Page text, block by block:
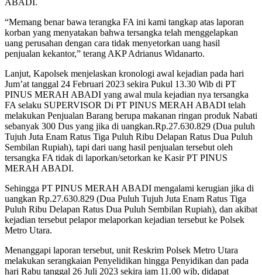
ABADI.
“Memang benar bawa terangka FA ini kami tangkap atas laporan
korban yang menyatakan bahwa tersangka telah menggelapkan
uang perusahan dengan cara tidak menyetorkan uang hasil
penjualan kekantor,” terang AKP Adrianus Widanarto.
Lanjut, Kapolsek menjelaskan kronologi awal kejadian pada hari
Jum’at tanggal 24 Februari 2023 sekira Pukul 13.30 Wib di PT
PINUS MERAH ABADI yang awal mula kejadian nya tersangka
FA selaku SUPERVISOR Di PT PINUS MERAH ABADI telah
melakukan Penjualan Barang berupa makanan ringan produk Nabati
sebanyak 300 Dus yang jika di uangkan.Rp.27.630.829 (Dua puluh
Tujuh Juta Enam Ratus Tiga Puluh Ribu Delapan Ratus Dua Puluh
Sembilan Rupiah), tapi dari uang hasil penjualan tersebut oleh
tersangka FA tidak di laporkan/setorkan ke Kasir PT PINUS
MERAH ABADI.
Sehingga PT PINUS MERAH ABADI mengalami kerugian jika di
uangkan Rp.27.630.829 (Dua Puluh Tujuh Juta Enam Ratus Tiga
Puluh Ribu Delapan Ratus Dua Puluh Sembilan Rupiah), dan akibat
kejadian tersebut pelapor melaporkan kejadian tersebut ke Polsek
Metro Utara.
Menanggapi laporan tersebut, unit Reskrim Polsek Metro Utara
melakukan serangkaian Penyelidikan hingga Penyidikan dan pada
hari Rabu tanggal 26 Juli 2023 sekira jam 11.00 wib, didapat